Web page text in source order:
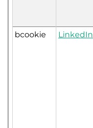
bcookie LinkedIn